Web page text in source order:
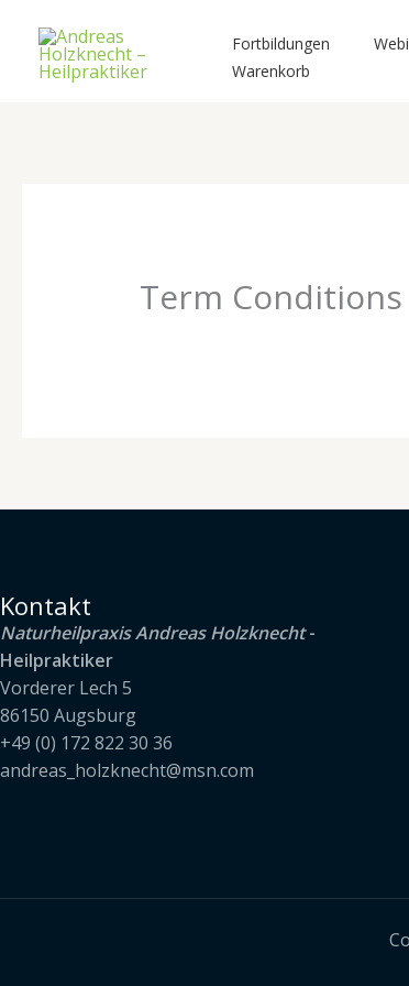
Inhalt
springen
Fortbildungen
Warenkorb
Term Conditions
Kontakt
Naturheilpraxis Andreas Holzknecht-
Heilpraktiker
Vorderer Lech 5
86150 Augsburg
+49 (0) 172 822 30 36
andreas_holzknecht@msn.com